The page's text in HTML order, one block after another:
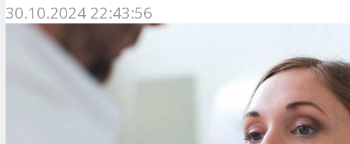
30.10.2024 22:43:56